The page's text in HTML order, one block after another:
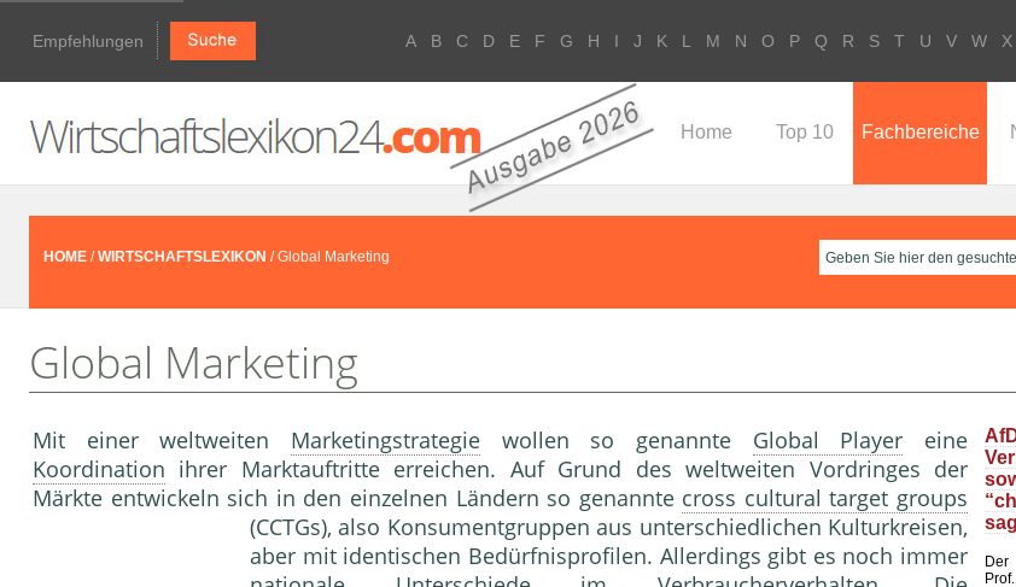
Empfehlungen A B C D E F G H I J K L M N O P Q R S T U V W X
Home Top 10 Fachbereiche
HOME /WIRTSCHAFTSLEXIKON / Global Marketing
Global Marketing
Mit einer weltweiten Marketingstrategie wollen so genannte Global Player eine
Koordination ihrer Marktauftritte erreichen. Auf Grund des weltweiten Vordringes der
Märkte entwickeln sich in den einzelnen Ländern so genannte cross cultural target groups
(CCTGs), also Konsumentgruppen aus unterschiedlichen Kulturkreisen,
aber mit identischen Bedürfnisprofilen. Allerdings gibt es noch immer